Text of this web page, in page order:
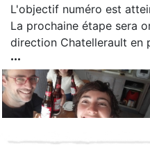
L'objectif numéro est
La prochaine étape sera
direction Chatellerault en